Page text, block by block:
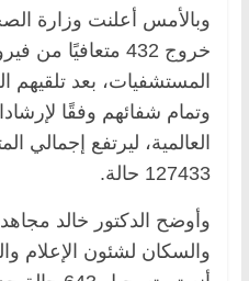
وبالأمس أعلنت وزارة
خروج 432 متعافيًا
المستشفيات، بعد تلقيهم
وتمام شفائهم وفقًا
العالمية، ليرتفع إجمالي
127433 حالة.
وأوضح الدكتور خالد
والسكان لشئون الإعلام